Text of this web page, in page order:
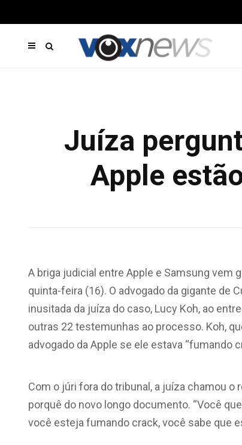
Juíza
Apple
A briga judicial entre Apple e Samsung
quinta-feira (16). O advogado da gigante de
inusitada da juíza do caso, Lucy Koh, ao
outras 22 testemunhas ao processo. Koh,
advogado da Apple se ele estava “fumando
Com o júri fora do tribunal, a juíza chamou
porquê do novo longo documento. “Você
você esteja fumando crack, você sabe que